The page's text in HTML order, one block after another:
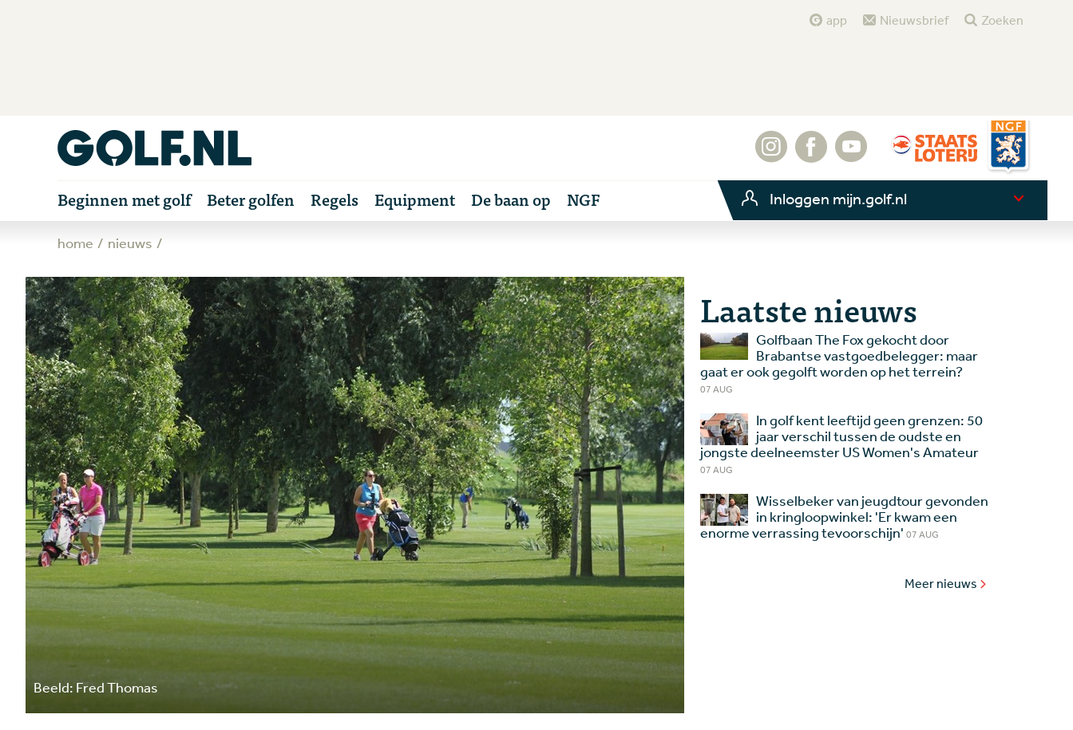
app Nieuwsbrief Zoeken
Beginnen met golf Beter golfen Regels Equipment De baan op NGF Inloggen mijn.golf.nl
home nieuws
Beeld: Fred Thomas
Laatste nieuws
Golfbaan The Fox gekocht door
Brabantse vastgoedbelegger: maar
gaat er ook gegolft worden op het terrein?
07 AUG
In golf kent leeftijd geen grenzen: 50
jaar verschil tussen de oudste en
jongste deelneemster US Women's Amateur
07 AUG
Wisselbeker van jeugdtour gevonden
in kringloopwinkel: 'Er kwam een
enorme verrassing tevoorschijn' 07 AUG
Meer nieuws